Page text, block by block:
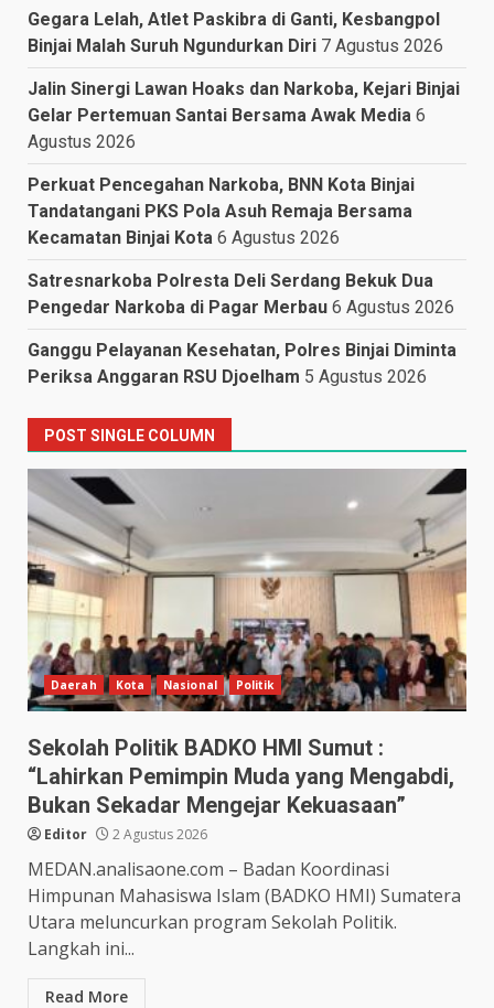
Gegara Lelah, Atlet Paskibra di Ganti, Kesbangpol
Binjai Malah Suruh Ngundurkan Diri 7 Agustus 2026
Jalin Sinergi Lawan Hoaks dan Narkoba, Kejari Binjai
Gelar Pertemuan Santai Bersama Awak Media 6
Agustus 2026
Perkuat Pencegahan Narkoba, BNN Kota Binjai
Tandatangani PKS Pola Asuh Remaja Bersama
Kecamatan Binjai Kota 6 Agustus 2026
Satresnarkoba Polresta Deli Serdang Bekuk Dua
Pengedar Narkoba di Pagar Merbau 6 Agustus 2026
Ganggu Pelayanan Kesehatan, Polres Binjai Diminta
Periksa Anggaran RSU Djoelham 5 Agustus 2026
POST SINGLE COLUMN
Daerah Kota Nasional Politik
Sekolah Politik BADKO HMI Sumut :
“Lahirkan Pemimpin Muda yang Mengabdi,
Bukan Sekadar Mengejar Kekuasaan”
Editor 2 Agustus 2026
MEDAN.analisaone.com – Badan Koordinasi
Himpunan Mahasiswa Islam (BADKO HMI) Sumatera
Utara meluncurkan program Sekolah Politik.
Langkah ini...
Read More